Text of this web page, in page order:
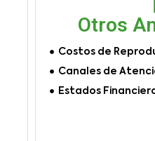
Otros
Costos de
Canales de
Estados